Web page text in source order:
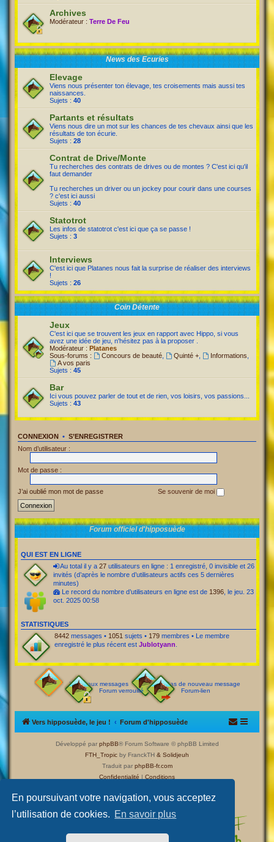
En poursuivant votre navigation, vous acceptez
l’utilisation de cookies. En savoir plus
Archives
Modérateur : Terre De Feu
News des Ecuries
Elevage
Viens nous présenter ton élevage, tes croisements mais aussi tes
naissances.
Sujets : 40
Partants et résultats
Viens nous dire un mot sur les chances de tes chevaux ainsi que les
résultats de ton écurie.
Sujets : 28
Contrat de Drive/Monte
Tu recherches des contrats de drives ou de montes ? C'est ici qu'il
faut demander
Tu recherches un driver ou un jockey pour courir dans une courses
? c'est ici aussi
Sujets : 40
Statotrot
Les infos de statotrot c'est ici que ça se passe !
Sujets : 3
Interviews
C'est ici que Platanes nous fait la surprise de réaliser des interviews
!
Sujets : 26
Coin Détente
Jeux
C'est ici que se trouvent les jeux en rapport avec Hippo, si vous
avez une idée de jeu, n'hésitez pas à la proposer .
Modérateur : Platanes
Sous-forums :
Concours de beauté, Quinté +, Informations
A vos paris
Sujets : 45
Bar
Ici vous pouvez parler de tout et de rien, vos loisirs, vos passions...
Sujets : 43
CONNEXION • S’ENREGISTRER
Nom d’utilisateur :
Mot de passe :
J’ai oublié mon mot de passe Se souvenir de moi
Forum officiel d'hipposuède
QUI EST EN LIGNE
Au total il y a 27 utilisateurs en ligne : 1 enregistré, 0 invisible et 26
invités (d’après le nombre d’utilisateurs actifs ces 5 dernières
minutes)
Le record du nombre d’utilisateurs en ligne est de 1396 , le jeu. 23
oct. 2025 00:58
STATISTIQUES
8442 messages • 1051 sujets • 179 membres • Le membre
enregistré le plus récent est Jublotyann
Nouveaux messages
Pas de nouveau message
Forum verrouillé
Forum-lien
Vers hipposuède, le jeu ! Forum d'hipposuède
Développé par phpBB® Forum Software © phpBB Limited
FTH_Tropic by FranckTH & Solidjeuh
Traduit par phpBB-fr.com
Confidentialité | Conditions